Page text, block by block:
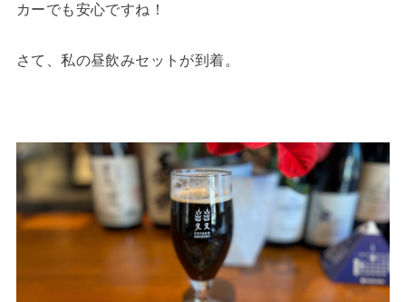
カーでも安心ですね！
さて、私の昼飲みセットが到着。